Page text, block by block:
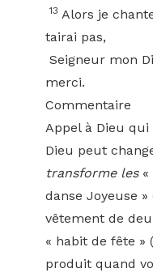
13 Alors je
tairai pas,
Seigneur mon
merci.
Commentaire
Appel à Dieu
Dieu peut
transforme les«
danse Joyeuse »
vêtement de
« habit de fête »
produit quand